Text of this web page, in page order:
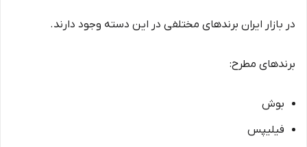
در بازار ایران برندهای مختلفی در این دسته وجود دارند.
برندهای مطرح:
بوش
فیلیپس